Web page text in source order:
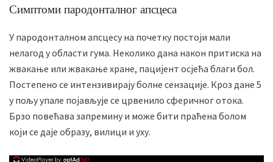
Симптоми пародонталног апсцеса
У пародонталном апсцесу на почетку постоји мали
нелагод у области гума. Неколико дана након притиска на
жвакање или жвакање хране, пацијент осјећа благи бол.
Постепено се интензивирају болне сензације. Кроз дане 5
у пољу упале појављује се црвенило сферичног отока.
Брзо повећава запремину и може бити праћена болом
који се даје образу, вилици и уху.